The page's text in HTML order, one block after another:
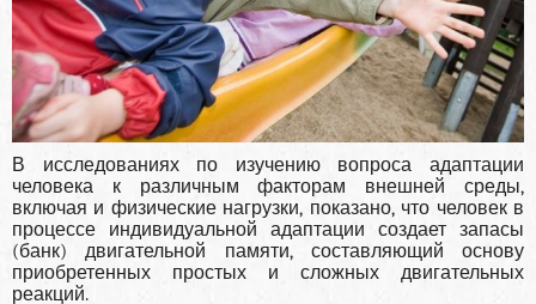
В исследованиях по изучению вопроса адаптации
человека к различным факторам внешней среды,
включая и физиче­ские нагрузки, показано, что человек в
процессе индивиду­альной адаптации создает запасы
(банк) двигательной па­мяти, составляющий основу
приобретенных простых и сложных двигательных
реакций.